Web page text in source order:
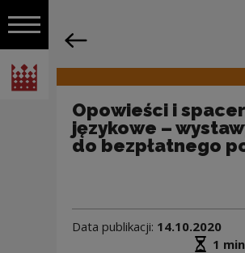
Włącz nawigację
Narodowe Centrum Kultury
Nawigacja
Opowieści i
językowe –
do bezpłatnego
Data publikacji: 14.10.2020
1